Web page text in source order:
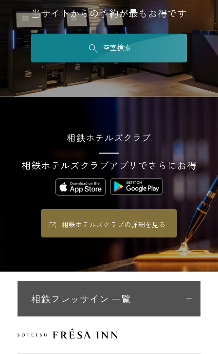
当サイトからの予約が最もお得です
空室検索
相鉄ホテルズクラブ
相鉄ホテルズクラブアプリでさらにお得
相鉄ホテルズクラブの詳細を見る
相鉄フレッサイン 一覧